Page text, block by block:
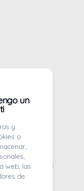
un
y
o
web, las
de